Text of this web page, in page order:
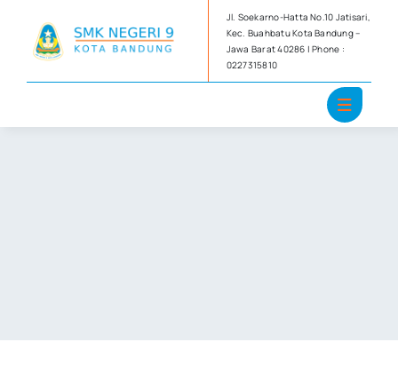
content
Jl. Soekarno-Hatta No.10 Jatisari,
Kec. Buahbatu Kota Bandung –
Jawa Barat 40286 | Phone :
0227315810